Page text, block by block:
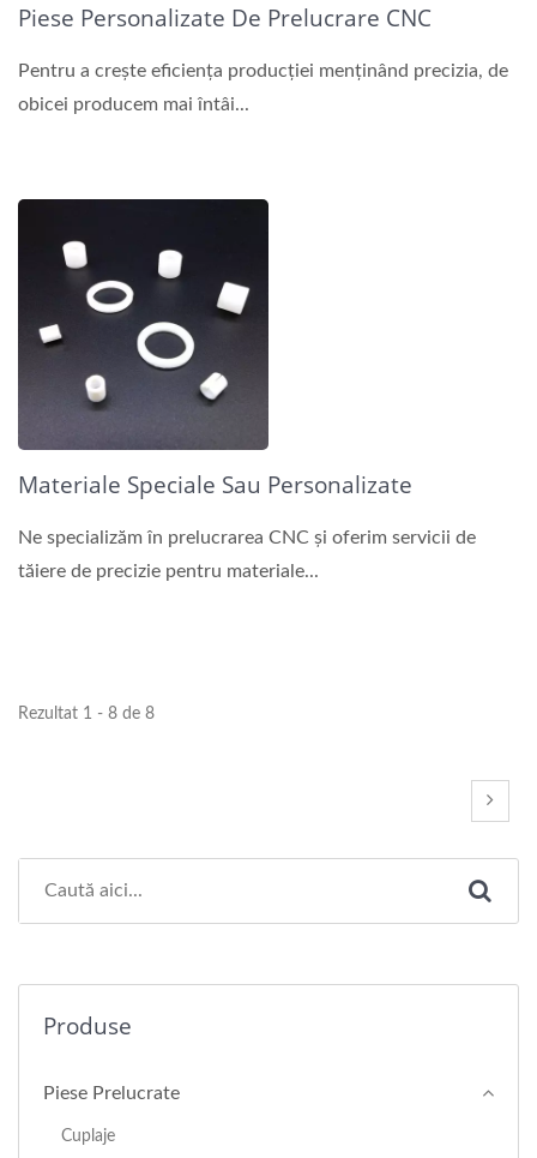
Piese Personalizate De Prelucrare CNC
Pentru a crește eficiența producției menținând precizia, de
obicei producem mai întâi...
Materiale Speciale Sau Personalizate
Ne specializăm în prelucrarea CNC și oferim servicii de
tăiere de precizie pentru materiale...
Rezultat 1 - 8 de 8
Produse
Piese Prelucrate
Cuplaje